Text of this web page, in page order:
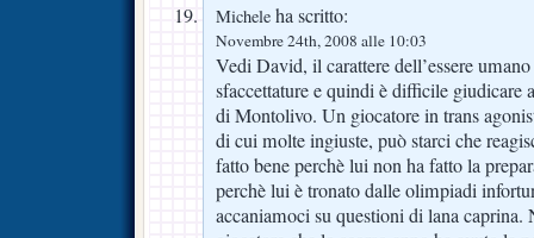
Michele ha scritto:
Novembre 24th, 2008 alle 10:03
Vedi David, il carattere dell’essere
sfaccettature e quindi è difficile giudicare
di Montolivo. Un giocatore in trans
di cui molte ingiuste, può starci che
fatto bene perchè lui non ha fatto la
perchè lui è tronato dalle olimpiadi
accaniamoci su questioni di lana caprina.